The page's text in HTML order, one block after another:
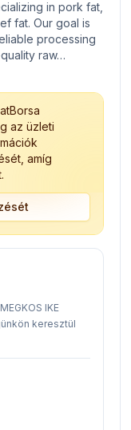
in pork fat,
fat. Our goal is
processing
raw…
az üzleti
amíg
IKE
keresztül